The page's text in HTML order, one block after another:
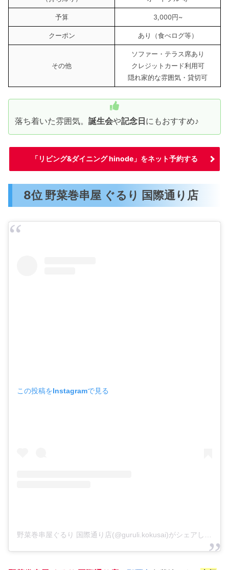
予算 3,000円~
クーポン あり（食べログ等）
その他
ソファー・テラス席あり
クレジットカード利用可
隠れ家的な雰囲気・貸切可
落ち着いた雰囲気。 誕生会や記念日にもおすすめ♪
「リビング&ダイニング hinode」をネット予約する
8位 野菜巻串屋 ぐるり 国際通り店
この投稿をInstagramで見る